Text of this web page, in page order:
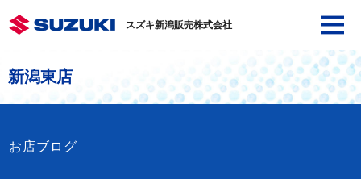
スズキ新潟販売株式会社
新潟東店
お店ブログ